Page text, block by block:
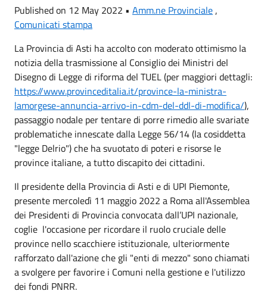
Published on 12 May 2022 • Amm.ne Provinciale ,
Comunicati stampa
La Provincia di Asti ha accolto con moderato ottimismo la
notizia della trasmissione al Consiglio dei Ministri del
Disegno di Legge di riforma del TUEL (per maggiori dettagli:
https://www.provinceditalia.it/province-la-ministra-
lamorgese-annuncia-arrivo-in-cdm-del-ddl-di-modifica/),
passaggio nodale per tentare di porre rimedio alle svariate
problematiche innescate dalla Legge 56/14 (la cosiddetta
"legge Delrio") che ha svuotato di poteri e risorse le
province italiane, a tutto discapito dei cittadini.
Il presidente della Provincia di Asti e di UPI Piemonte,
presente mercoledì 11 maggio 2022 a Roma all'Assemblea
dei Presidenti di Provincia convocata dall’UPI nazionale,
coglie l'occasione per ricordare il ruolo cruciale delle
province nello scacchiere istituzionale, ulteriormente
rafforzato dall'azione che gli "enti di mezzo" sono chiamati
a svolgere per favorire i Comuni nella gestione e l'utilizzo
dei fondi PNRR.